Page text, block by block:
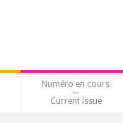
Numéro en cours
Current issue